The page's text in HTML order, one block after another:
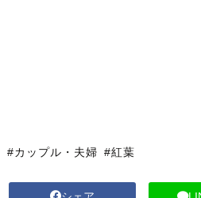
#カップル・夫婦 #紅葉